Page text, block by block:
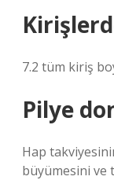
7.2 tüm kiriş
Pilye
Hap
büyümesini ve